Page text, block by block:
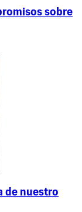
sobre
de nuestro